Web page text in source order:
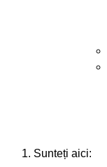
Sunteți aici: